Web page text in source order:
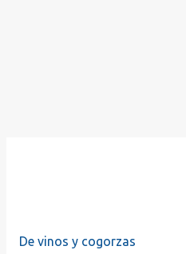
De vinos y cogorzas